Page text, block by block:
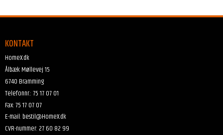
KONTAKT
HomeX.dk
Ålbæk Møllevej 15
6740 Bramming
Telefonnr.:75 17 07 01
Fax:75 17 07 07
E-mail: bestil@HomeX.dk
CVR-nummer: 27 60 82 99